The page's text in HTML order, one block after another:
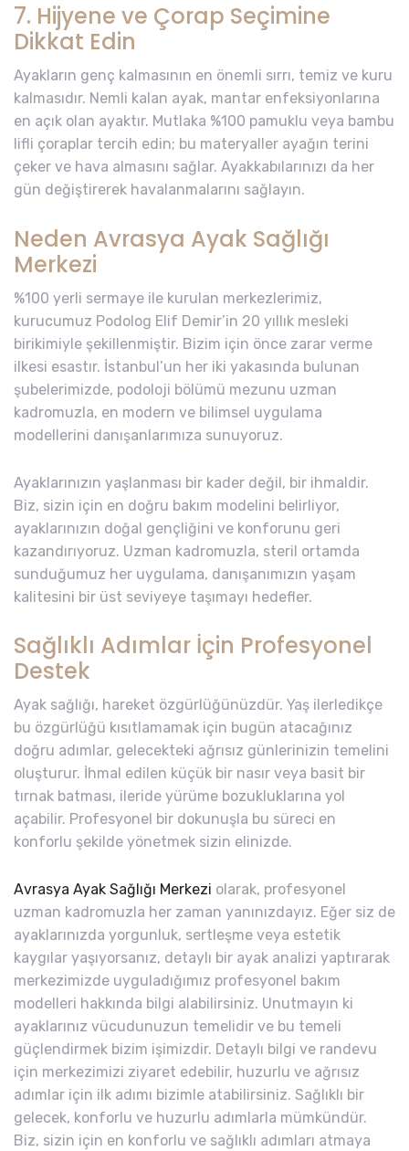
7. Hijyene ve Çorap Seçimine
Dikkat Edin
Ayakların genç kalmasının en önemli sırrı, temiz ve kuru
kalmasıdır. Nemli kalan ayak, mantar enfeksiyonlarına
en açık olan ayaktır. Mutlaka %100 pamuklu veya bambu
lifli çoraplar tercih edin; bu materyaller ayağın terini
çeker ve hava almasını sağlar. Ayakkabılarınızı da her
gün değiştirerek havalanmalarını sağlayın.
Neden Avrasya Ayak Sağlığı
Merkezi
%100 yerli sermaye ile kurulan merkezlerimiz,
kurucumuz Podolog Elif Demir’in 20 yıllık mesleki
birikimiyle şekillenmiştir. Bizim için önce zarar verme
ilkesi esastır. İstanbul’un her iki yakasında bulunan
şubelerimizde, podoloji bölümü mezunu uzman
kadromuzla, en modern ve bilimsel uygulama
modellerini danışanlarımıza sunuyoruz.
Ayaklarınızın yaşlanması bir kader değil, bir ihmaldir.
Biz, sizin için en doğru bakım modelini belirliyor,
ayaklarınızın doğal gençliğini ve konforunu geri
kazandırıyoruz. Uzman kadromuzla, steril ortamda
sunduğumuz her uygulama, danışanımızın yaşam
kalitesini bir üst seviyeye taşımayı hedefler.
Sağlıklı Adımlar İçin Profesyonel
Destek
Ayak sağlığı, hareket özgürlüğünüzdür. Yaş ilerledikçe
bu özgürlüğü kısıtlamamak için bugün atacağınız
doğru adımlar, gelecekteki ağrısız günlerinizin temelini
oluşturur. İhmal edilen küçük bir nasır veya basit bir
tırnak batması, ileride yürüme bozukluklarına yol
açabilir. Profesyonel bir dokunuşla bu süreci en
konforlu şekilde yönetmek sizin elinizde.
Avrasya Ayak Sağlığı Merkezi olarak, profesyonel
uzman kadromuzla her zaman yanınızdayız. Eğer siz de
ayaklarınızda yorgunluk, sertleşme veya estetik
kaygılar yaşıyorsanız, detaylı bir ayak analizi yaptırarak
merkezimizde uyguladığımız profesyonel bakım
modelleri hakkında bilgi alabilirsiniz. Unutmayın ki
ayaklarınız vücudunuzun temelidir ve bu temeli
güçlendirmek bizim işimizdir. Detaylı bilgi ve randevu
için merkezimizi ziyaret edebilir, huzurlu ve ağrısız
adımlar için ilk adımı bizimle atabilirsiniz. Sağlıklı bir
gelecek, konforlu ve huzurlu adımlarla mümkündür.
Biz, sizin için en konforlu ve sağlıklı adımları atmaya